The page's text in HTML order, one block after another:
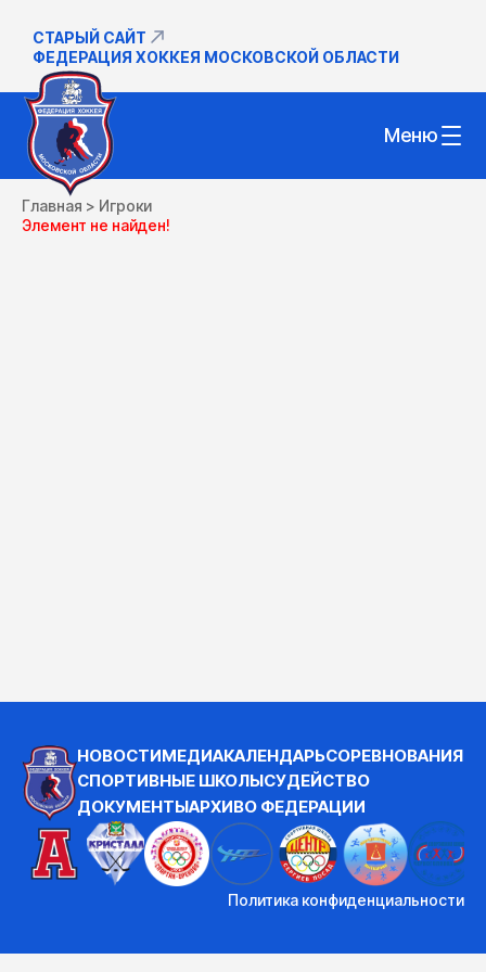
СТАРЫЙ САЙТ
ФЕДЕРАЦИЯ ХОККЕЯ МОСКОВСКОЙ ОБЛАСТИ
Меню
Главная > Игроки
Элемент не найден!
НОВОСТИМЕДИАКАЛЕНДАРЬСОРЕВНОВАНИЯ
СПОРТИВНЫЕ ШКОЛЫСУДЕЙСТВО
ДОКУМЕНТЫАРХИВО ФЕДЕРАЦИИ
Политика конфиденциальности